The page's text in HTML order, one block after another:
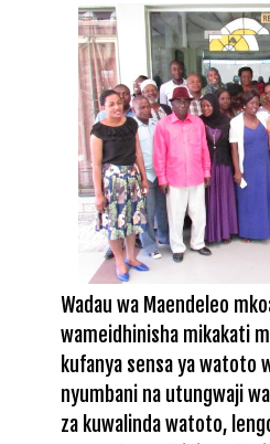
Wadau wa Maendeleo
wameidhinisha mikakati
kufanya sensa ya watoto
nyumbani na utungwaji
za kuwalinda watoto,